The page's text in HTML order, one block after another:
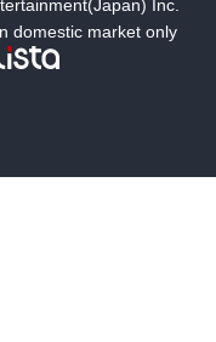
Inc.
domestic market only